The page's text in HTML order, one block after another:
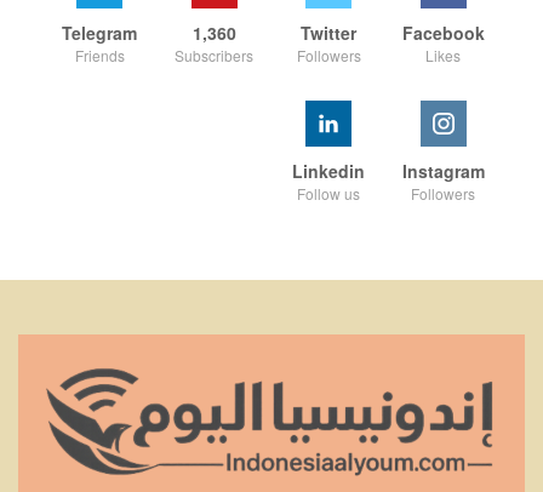
Facebook
Likes
Twitter
Followers
1,360
Subscribers
Telegram
Friends
Instagram
Followers
Linkedin
Follow us